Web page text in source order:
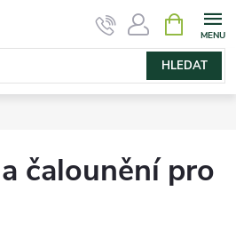
HLEDAT
NÁKUPNÍ
KOŠÍK
čalounění pro